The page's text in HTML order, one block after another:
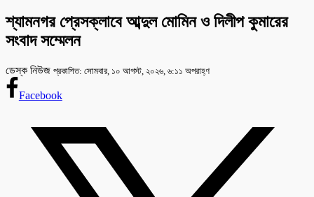
শ্যামনগর প্রেসক্লাবে আব্দুল মোমিন ও দিলীপ কুমারের
সংবাদ সম্মেলন
ডেস্ক নিউজ প্রকাশিত: সোমবার, ১০ আগস্ট, ২০২৬, ৬:১১ অপরাহ্ণ
Facebook